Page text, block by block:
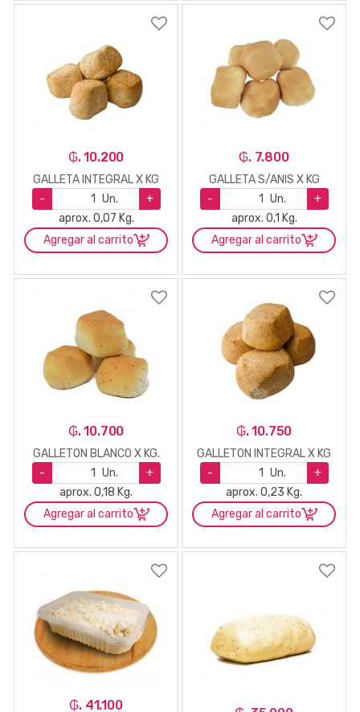
₲. 10.200
GALLETA INTEGRAL X KG
-
Un.
+
aprox. 0,07 Kg.
Agregar al carrito
₲. 7.800
GALLETA S/ANIS X KG
-
Un.
+
aprox. 0,1 Kg.
Agregar al carrito
₲. 10.700
GALLETON BLANCO X KG.
-
Un.
+
aprox. 0,18 Kg.
Agregar al carrito
₲. 10.750
GALLETON INTEGRAL X KG
-
Un.
+
aprox. 0,23 Kg.
Agregar al carrito
₲. 41.100